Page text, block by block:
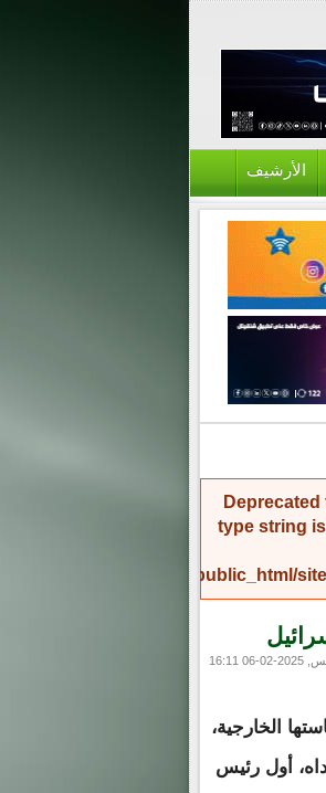
الأرشيف
type string
/home/amicinf1/public_html/
06 16:11
الخارجية،
أول رئيس